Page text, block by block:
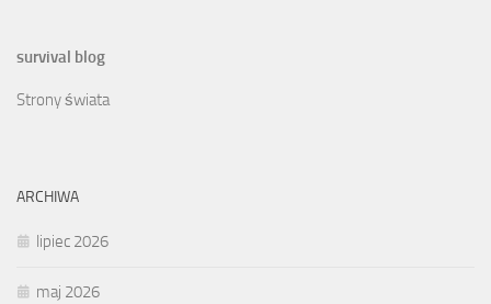
survival blog
Strony świata
ARCHIWA
lipiec 2026
maj 2026